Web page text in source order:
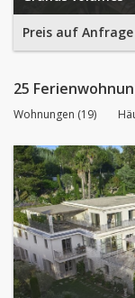
Preis auf Anfrage
25
Wohnungen (19)